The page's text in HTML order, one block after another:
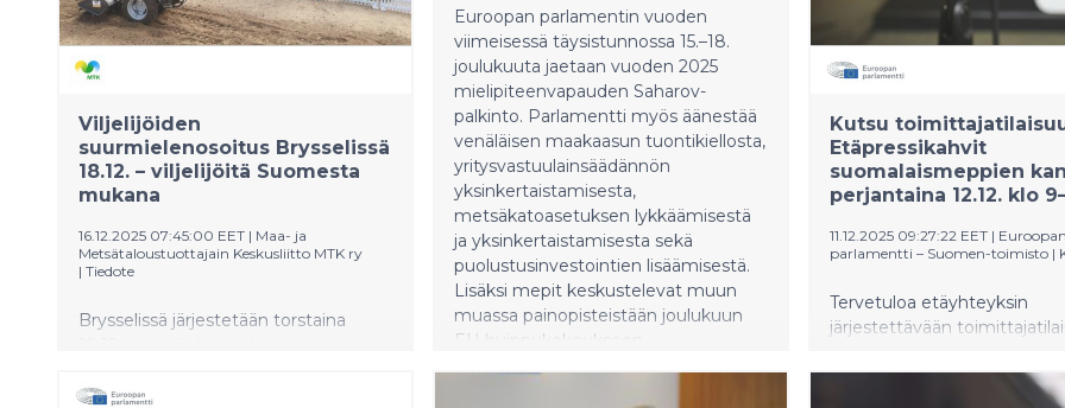
omistajia.
Viljelijöiden
suurmielenosoitus Brysselissä
18.12. – viljelijöitä Suomesta
mukana
16.12.2025 07:45:00 EET | Maa- ja
Metsätaloustuottajain Keskusliitto MTK ry
| Tiedote
Brysselissä järjestetään torstaina
000 viljelijää 27 EU-maasta.
Euroopan parlamentin vuoden
viimeisessä täysistunnossa 15.–18.
joulukuuta jaetaan vuoden 2025
mielipiteenvapauden Saharov-
palkinto. Parlamentti myös äänestää
venäläisen maakaasun tuontikiellosta,
yritysvastuulainsäädännön
yksinkertaistamisesta,
metsäkatoasetuksen lykkäämisestä
ja yksinkertaistamisesta sekä
puolustusinvestointien lisäämisestä.
Lisäksi mepit keskustelevat muun
muassa painopisteistään joulukuun
EU-huippukokoukseen.
Kutsu
Etäpressikahvit
suomalaismeppien
perjantaina 12.12. klo
11.12.2025 09:27:22 EET | Euroopan
parlamentti – Suomen-toimisto |
Tervetuloa etäyhteyksin
järjestettävään
aikaa.